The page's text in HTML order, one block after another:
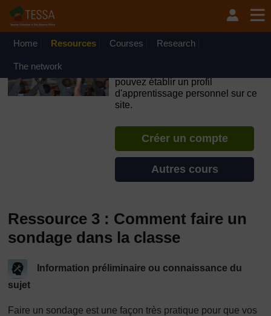
Passer au contenu principal
OpenLearn Create will be unavailable on Wednesday 12
August 2026 from 8am to 10.30am (GMT) due to routine
Home Resources Courses Research
The network
pouvez établir un profil
d'apprentissage personnel sur ce
site.
Créer un compte
Autres cours
Ressource 3 : Comment faire un
sondage dans la classe
Information préliminaire ou connaissance du
sujet
Faire un sondage est une façon très pratique pour que vos